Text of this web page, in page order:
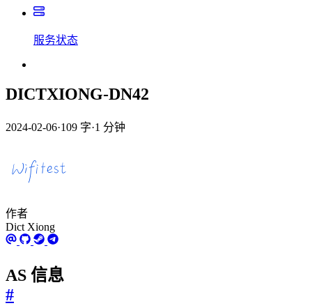
服务状态
DICTXIONG-DN42
2024-02-06·109 字·1 分钟
作者
Dict Xiong
AS 信息
#